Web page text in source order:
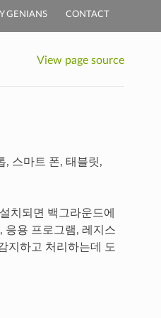
GENIANS CONTACT
View page source
, 스마트 폰, 태블릿,
치되면 백그라운드에
응용 프로그램, 레지스
지하고 처리하는데 도